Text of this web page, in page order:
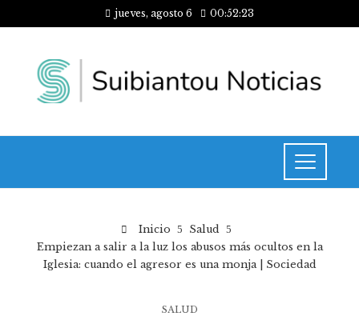
jueves, agosto 6 00:52:23
Inicio
Salud
Empiezan a salir a la luz los abusos más ocultos en la
Iglesia: cuando el agresor es una monja | Sociedad
SALUD